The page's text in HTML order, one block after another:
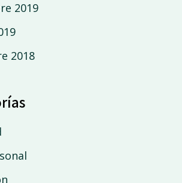
2019
2018